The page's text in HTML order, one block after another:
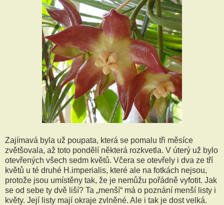
Zajímavá byla už poupata, která se pomalu tři měsíce
zvětšovala, až toto pondělí některá rozkvetla. V úterý už bylo
otevřených všech sedm květů. Včera se otevřely i dva ze tří
květů u té druhé H.imperialis, které ale na fotkách nejsou,
protože jsou umístěny tak, že je nemůžu pořádně vyfotit. Jak
se od sebe ty dvě liší? Ta „menší“ má o poznání menší listy i
květy. Její listy mají okraje zvlněné. Ale i tak je dost velká.